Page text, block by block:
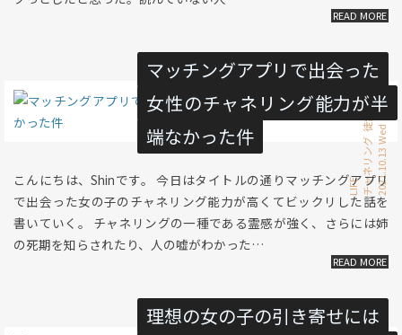
LIFEチャネリング
徒然書き
2021.10.13 Wed
マッチングアプリで出会った
女性のチャネリング能力が半
端なかった件
こんにちは、Shinです。 今日はタイトルの通りマッチングアプリ
で出会った女の子のチャネリング能力が高くてビックリした話を
書いていく。 チャネリングの一種である霊感が強く、さらには姉
の死期を知らされたり、人の嘘がわかった…
理想の女の子の引き寄せには